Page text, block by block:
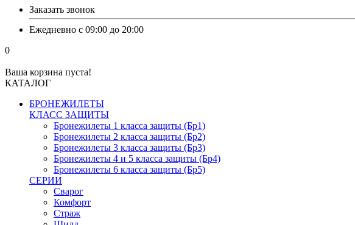
Заказать звонок
Ежедневно с 09:00 до 20:00
0
Ваша корзина пуста!
КАТАЛОГ
БРОНЕЖИЛЕТЫ
КЛАСС ЗАЩИТЫ
Бронежилеты 1 класса защиты (Бр1)
Бронежилеты 2 класса защиты (Бр2)
Бронежилеты 3 класса защиты (Бр3)
Бронежилеты 4 и 5 класса защиты (Бр4)
Бронежилеты 6 класса защиты (Бр5)
СЕРИИ
Сварог
Комфорт
Страж